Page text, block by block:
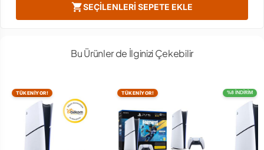
shopping_cartSEÇILENLERI SEPETE EKLE
Bu Ürünler de İlginizi Çekebilir
TÜKENİYOR! TÜKENİYOR! %8 İNDİRİM